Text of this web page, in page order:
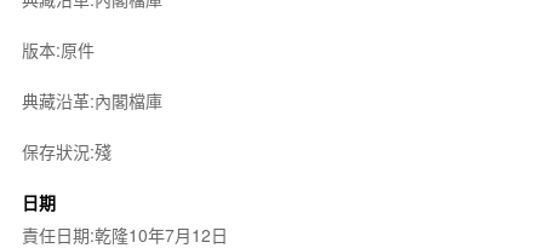
版本:原件
典藏沿革:內閣檔庫
保存狀況:殘
日期
責任日期:乾隆10年7月12日